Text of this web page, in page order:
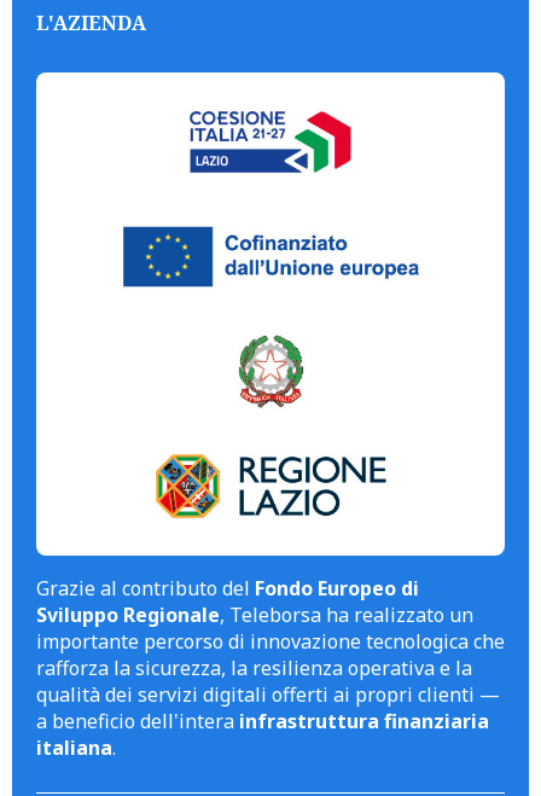
L'AZIENDA
Grazie al contributo del Fondo Europeo di
Sviluppo Regionale, Teleborsa ha realizzato un
importante percorso di innovazione tecnologica che
rafforza la sicurezza, la resilienza operativa e la
qualità dei servizi digitali offerti ai propri clienti —
a beneficio dell'intera infrastruttura finanziaria
italiana.